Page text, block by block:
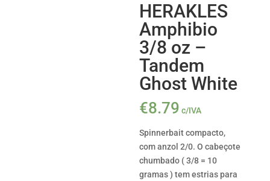
HERAKLES
Amphibio
3/8 oz –
Tandem
Ghost White
€8.79 c/IVA
Spinnerbait compacto,
com anzol 2/0. O cabeçote
chumbado ( 3/8 = 10
gramas ) tem estrias para